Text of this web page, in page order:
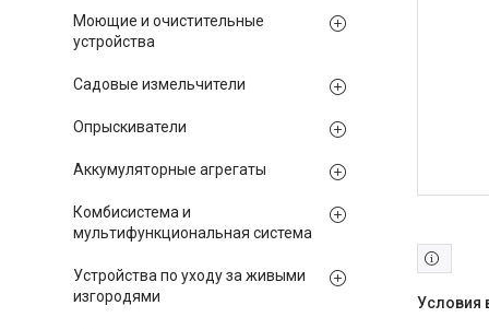
Моющие и очистительные
устройства
Садовые измельчители
Опрыскиватели
Аккумуляторные агрегаты
Комбисистема и
мультифункциональная система
Устройства по уходу за живыми
изгородями